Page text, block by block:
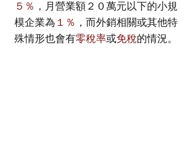
５％ ，月營業額２０萬元以下的小規
模企業為 １％ ，而外銷相關或其他特
殊情形也會有零稅率或免稅的情況。